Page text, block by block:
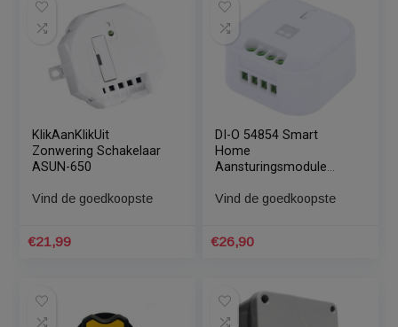
Somfy Altus RS 60 io
rolluikmotor – Kracht:
70 Nm
Vind de goedkoopste
€329,00
elektronische afstelling
– Kracht: 10 Nm
Vind de goedkoopste
€ 178,00